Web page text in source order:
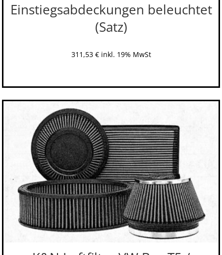
Einstiegsabdeckungen beleuchtet
(Satz)
311,53 € inkl. 19% MwSt